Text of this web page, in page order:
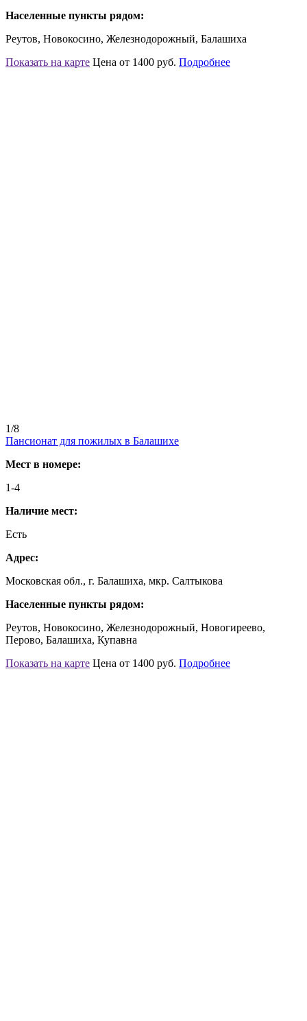
Населенные пункты рядом:
Реутов, Новокосино, Железнодорожный, Балашиха
Показать на карте Цена от 1400 руб. Подробнее
1/8
Пансионат для пожилых в Балашихе
Мест в номере:
1-4
Наличие мест:
Есть
Адрес:
Московская обл., г. Балашиха, мкр. Салтыкова
Населенные пункты рядом:
Реутов, Новокосино, Железнодорожный, Новогиреево,
Перово, Балашиха, Купавна
Показать на карте Цена от 1400 руб. Подробнее